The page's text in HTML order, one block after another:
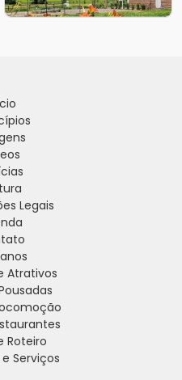
Legais
Atrativos
Roteiro
Serviços